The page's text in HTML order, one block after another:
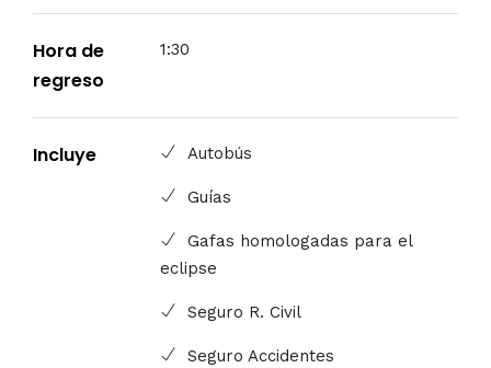
Hora de
regreso
1:30
Incluye Autobús
Guías
Gafas homologadas para el
eclipse
Seguro R. Civil
Seguro Accidentes